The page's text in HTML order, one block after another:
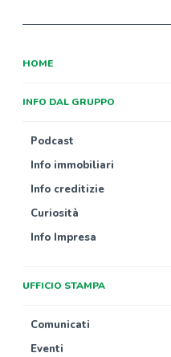
HOME
INFO DAL GRUPPO
Podcast
Info immobiliari
Info creditizie
Curiosità
Info Impresa
UFFICIO STAMPA
Comunicati
Eventi